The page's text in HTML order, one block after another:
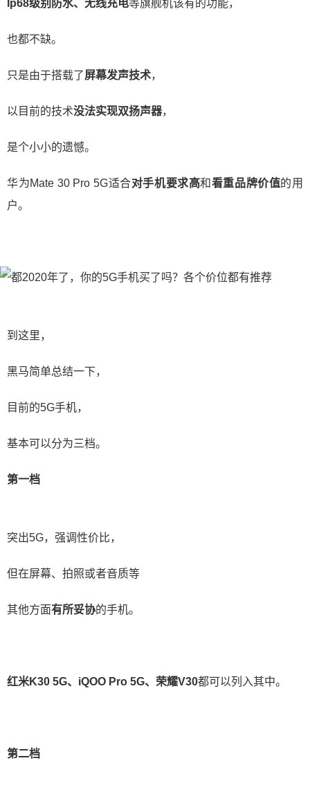
Ip68级别防水、无线充电等旗舰机该有的功能，
也都不缺。
只是由于搭载了屏幕发声技术，
以目前的技术没法实现双扬声器，
是个小小的遗憾。
华为Mate 30 Pro 5G适合对手机要求高和看重品牌价值的用
户。
到这里，
黑马简单总结一下，
目前的5G手机，
基本可以分为三档。
第一档
突出5G，强调性价比，
但在屏幕、拍照或者音质等
其他方面有所妥协的手机。
红米K30 5G、iQOO Pro 5G、荣耀V30都可以列入其中。
第二档